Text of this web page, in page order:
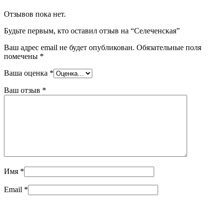
Отзывов пока нет.
Будьте первым, кто оставил отзыв на “Селеченская”
Ваш адрес email не будет опубликован. Обязательные поля
помечены *
Ваша оценка *
Ваш отзыв *
Имя *
Email *